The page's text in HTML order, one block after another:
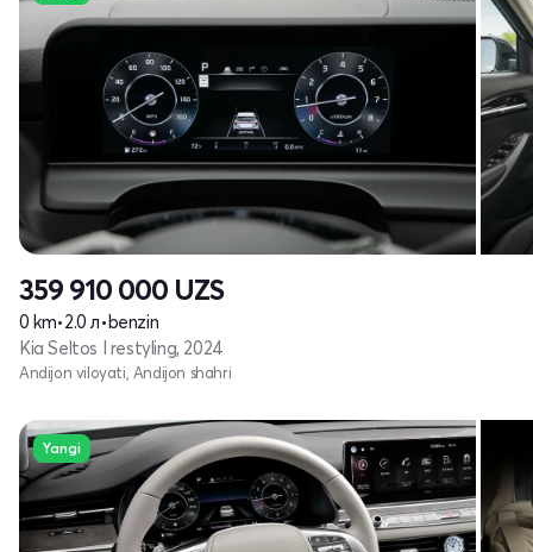
359 910 000 UZS
0 km•2.0 л•benzin
Kia Seltos I restyling, 2024
Andijon viloyati, Andijon shahri
Yangi